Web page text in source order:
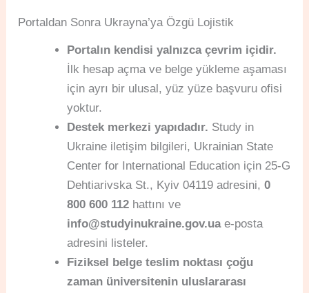
Portaldan Sonra Ukrayna’ya Özgü Lojistik
Portalın kendisi yalnızca çevrim içidir.
İlk hesap açma ve belge yükleme aşaması
için ayrı bir ulusal, yüz yüze başvuru ofisi
yoktur.
Destek merkezi yapıdadır. Study in
Ukraine iletişim bilgileri, Ukrainian State
Center for International Education için 25-G
Dehtiarivska St., Kyiv 04119 adresini,0
800 600 112 hattını ve
info@studyinukraine.gov.uae-posta
adresini listeler.
Fiziksel belge teslim noktası çoğu
zaman üniversitenin uluslararası